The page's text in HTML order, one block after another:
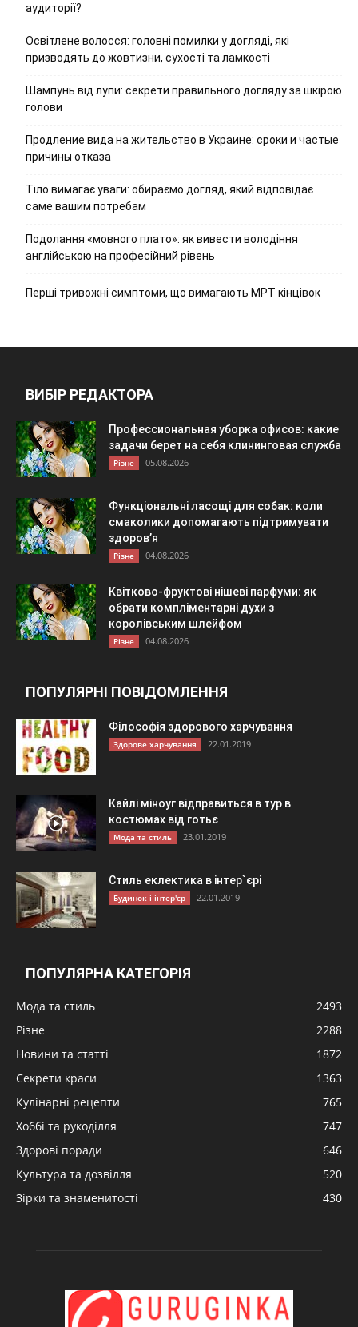
аудиторії?
Освітлене волосся: головні помилки у догляді, які
призводять до жовтизни, сухості та ламкості
Шампунь від лупи: секрети правильного догляду за шкірою
голови
Продление вида на жительство в Украине: сроки и частые
причины отказа
Тіло вимагає уваги: обираємо догляд, який відповідає
саме вашим потребам
Подолання «мовного плато»: як вивести володіння
англійською на професійний рівень
Перші тривожні симптоми, що вимагають МРТ кінцівок
ВИБІР РЕДАКТОРА
Профессиональная уборка офисов: какие
задачи берет на себя клининговая служба
Різне 05.08.2026
Функціональні ласощі для собак: коли
смаколики допомагають підтримувати
здоров’я
Різне 04.08.2026
Квітково-фруктові нішеві парфуми: як
обрати компліментарні духи з
королівським шлейфом
Різне 04.08.2026
ПОПУЛЯРНІ ПОВІДОМЛЕННЯ
Філософія здорового харчування
Здорове харчування 22.01.2019
Кайлі міноуг відправиться в тур в
костюмах від готьє
Мода та стиль 23.01.2019
Стиль еклектика в інтер`єрі
Будинок і інтер'єр 22.01.2019
ПОПУЛЯРНА КАТЕГОРІЯ
Мода та стиль
2493
Різне
2288
Новини та статті
1872
Секрети краси
1363
Кулінарні рецепти
765
Хоббі та рукоділля
747
Здорові поради
646
Культура та дозвілля
520
Зірки та знаменитості
430